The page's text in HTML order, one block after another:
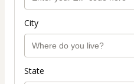
City
State